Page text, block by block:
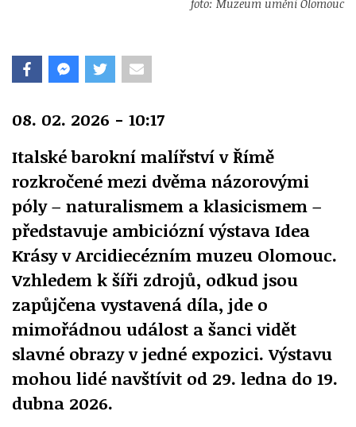
foto: Muzeum umění Olomouc
08. 02. 2026 - 10:17
Italské barokní malířství v Římě
rozkročené mezi dvěma názorovými
póly – naturalismem a klasicismem –
představuje ambiciózní výstava Idea
Krásy v Arcidiecézním muzeu Olomouc.
Vzhledem k šíři zdrojů, odkud jsou
zapůjčena vystavená díla, jde o
mimořádnou událost a šanci vidět
slavné obrazy v jedné expozici. Výstavu
mohou lidé navštívit od 29. ledna do 19.
dubna 2026.